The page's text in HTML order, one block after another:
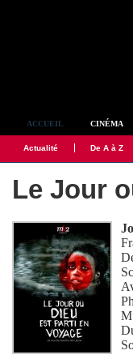
ACCUEIL CINÉMA
Actualité De A à Z
Le Jour